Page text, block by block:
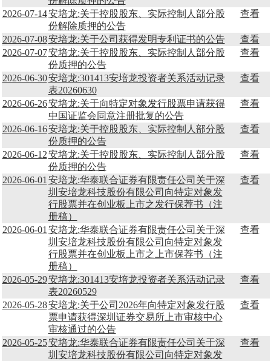
2026-07-14安培龙:关于控股股东、实际控制人部分股
份解除质押的公告
查看
2026-07-08安培龙:关于公司获得发明专利证书的公告
查看
2026-07-07安培龙:关于控股股东、实际控制人部分股
份质押的公告
查看
2026-06-30安培龙:301413安培龙投资者关系活动记录
表20260630
查看
2026-06-26安培龙:关于向特定对象发行股票申请获得
中国证监会同意注册批复的公告
查看
2026-06-16安培龙:关于控股股东、实际控制人部分股
份质押的公告
查看
2026-06-12安培龙:关于控股股东、实际控制人部分股
份质押的公告
查看
2026-06-01 安培龙:华泰联合证券有限责任公司关于深
圳安培龙科技股份有限公司向特定对象发
行股票并在创业板上市之发行保荐书（注
册稿）
查看
2026-06-01 安培龙:华泰联合证券有限责任公司关于深
圳安培龙科技股份有限公司向特定对象发
行股票并在创业板上市之上市保荐书（注
册稿）
查看
2026-05-29安培龙:301413安培龙投资者关系活动记录
表20260529
查看
2026-05-28安培龙:关于公司2026年向特定对象发行股
票申请获得深圳证券交易所上市审核中心
审核通过的公告
查看
2026-05-25安培龙:华泰联合证券有限责任公司关于深
圳安培龙科技股份有限公司向特定对象发
查看